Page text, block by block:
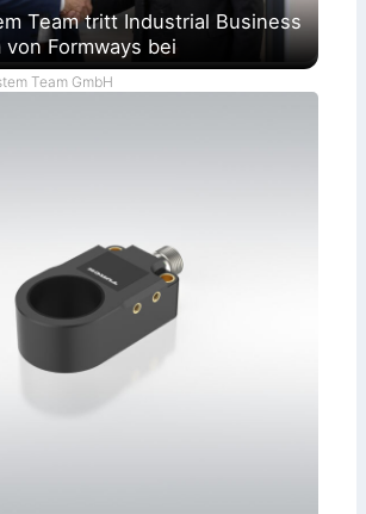
Team tritt Industrial Business
von Formways bei
Team GmbH